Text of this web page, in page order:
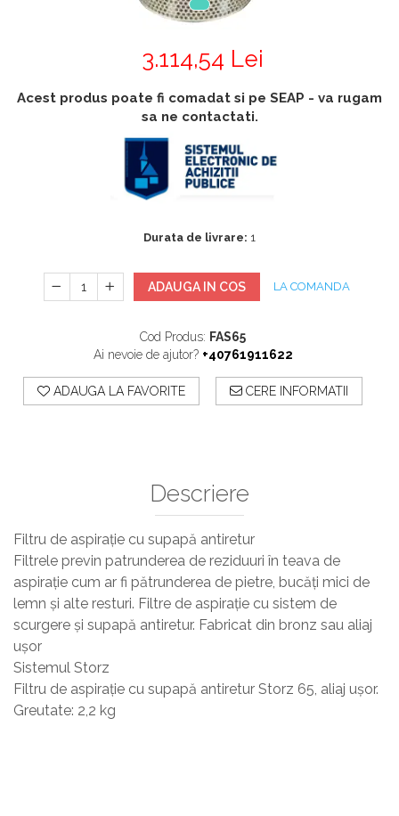
Accesorii pentru camere de
termoviziune
Accesorii De Trecere A Apei Si
Detectoare De Gaze
Dispozitive De Masurare
Diverse Dispozitive De
Filtre Si Sorburi
Pulberi De Stingere
Sisteme De Avertizare
3.114,54 Lei
Acest produs poate fi comadat si pe SEAP - va rugam
sa ne contactati.
Durata de livrare: 1
ADAUGA IN COS LA COMANDA
Cod Produs: FAS65
Ai nevoie de ajutor? +40761911622
ADAUGA LA FAVORITE CERE INFORMATII
Descriere
Filtru de aspirație cu supapă antiretur
Filtrele previn patrunderea de reziduuri în teava de
aspirație cum ar fi pătrunderea de pietre, bucăți mici de
lemn și alte resturi. Filtre de aspirație cu sistem de
scurgere și supapă antiretur. Fabricat din bronz sau aliaj
ușor
Sistemul Storz
Filtru de aspirație cu supapă antiretur Storz 65, aliaj ușor.
Greutate: 2,2 kg